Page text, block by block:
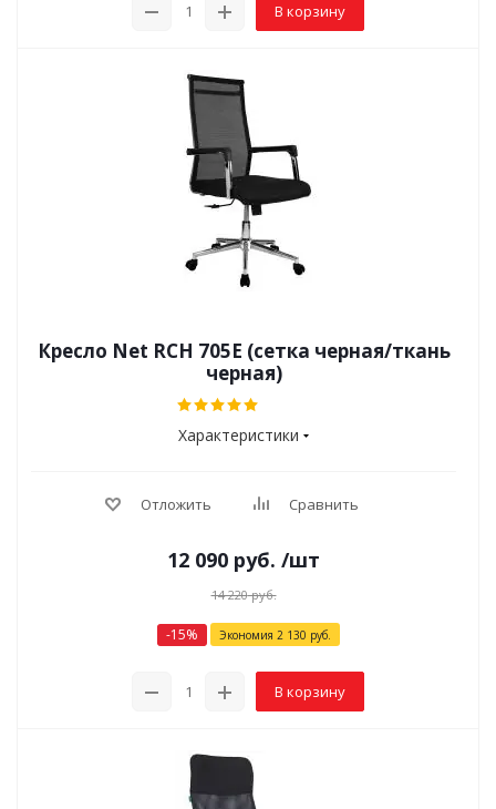
В корзину
Кресло Net RCH 705E (сетка черная/ткань
черная)
Характеристики
Отложить Сравнить
12 090 руб. /шт
14 220руб.
-15% Экономия 2 130 руб.
В корзину